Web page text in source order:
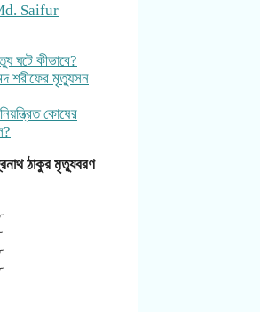
Saifur
ঘটে কীভাবে?
শরীফের মৃত্যুসন
কোষের
ঠাকুর মৃত্যুবরণ